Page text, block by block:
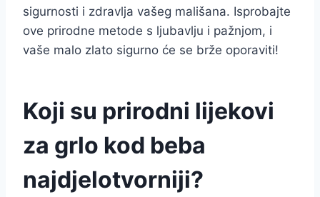
sigurnosti i zdravlja vašeg mališana. Isprobajte
ove prirodne metode s ljubavlju i pažnjom, i
vaše malo zlato sigurno će se brže oporaviti!
Koji su prirodni lijekovi
za grlo kod beba
najdjelotvorniji?